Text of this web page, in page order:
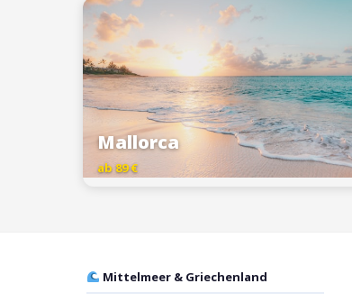
Mallorca
ab 89 €
Mittelmeer & Griechenland